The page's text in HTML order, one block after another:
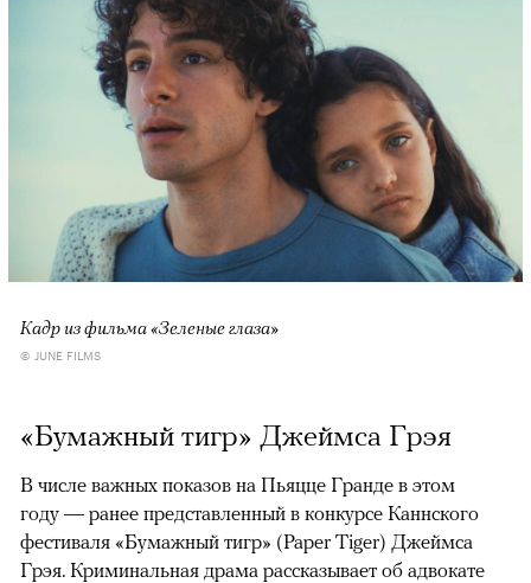
Кадр из фильма «Зеленые глаза»
© JUNE FILMS
«Бумажный тигр» Джеймса Грэя
В числе важных показов на Пьяцце Гранде в этом
году — ранее представленный в конкурсе Каннского
фестиваля «Бумажный тигр» (Paper Tiger) Джеймса
Грэя. Криминальная драма рассказывает об адвокате